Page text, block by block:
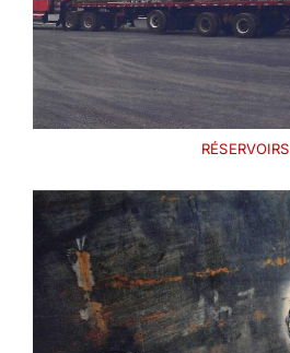
RÉSERVOIRS